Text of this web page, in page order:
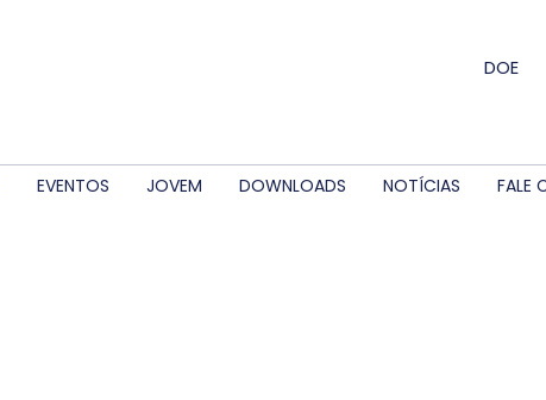
DOE
EVENTOS JOVEM DOWNLOADS NOTÍCIAS FALE